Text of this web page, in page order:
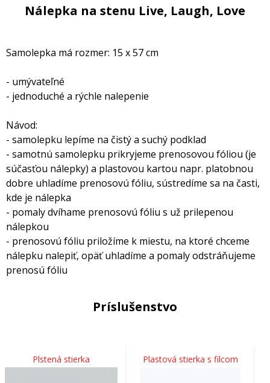
Nálepka na stenu Live, Laugh, Love
Samolepka má rozmer: 15 x 57 cm
- umývateľné
- jednoduché a rýchle nalepenie
Návod:
- samolepku lepíme na čistý a suchý podklad
- samotnú samolepku prikryjeme prenosovou fóliou (je
súčasťou nálepky) a plastovou kartou napr. platobnou
dobre uhladíme prenosovú fóliu, sústredíme sa na časti,
kde je nálepka
- pomaly dvíhame prenosovú fóliu s už prilepenou
nálepkou
- prenosovú fóliu priložíme k miestu, na ktoré chceme
nálepku nalepiť, opäť uhladíme a pomaly odstráňujeme
prenosú fóliu
Príslušenstvo
Plstená stierka Plastová stierka s filcom